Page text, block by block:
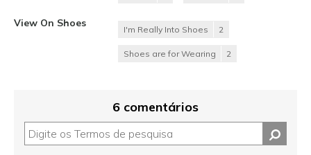
View On Shoes
I'm Really Into Shoes 2
Shoes are for Wearing 2
6 comentários